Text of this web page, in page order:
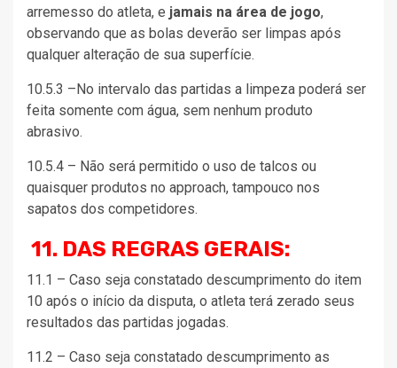
arremesso do atleta, e jamais na área de jogo,
observando que as bolas deverão ser limpas após
qualquer alteração de sua superfície.
10.5.3 –No intervalo das partidas a limpeza poderá ser
feita somente com água, sem nenhum produto
abrasivo.
10.5.4 – Não será permitido o uso de talcos ou
quaisquer produtos no approach, tampouco nos
sapatos dos competidores.
11. DAS REGRAS GERAIS:
11.1 – Caso seja constatado descumprimento do item
10 após o início da disputa, o atleta terá zerado seus
resultados das partidas jogadas.
11.2 – Caso seja constatado descumprimento as